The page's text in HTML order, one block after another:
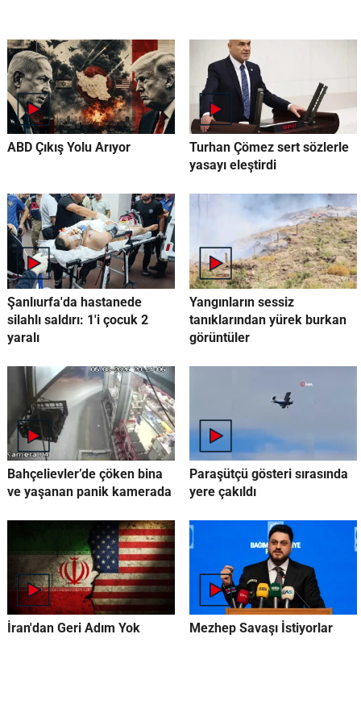
ABD Çıkış Yolu Arıyor
Turhan Çömez sert sözlerle
yasayı eleştirdi
Şanlıurfa'da hastanede
silahlı saldırı: 1'i çocuk 2
yaralı
Yangınların sessiz
tanıklarından yürek burkan
görüntüler
Bahçelievler’de çöken bina
ve yaşanan panik kamerada
Paraşütçü gösteri sırasında
yere çakıldı
İran'dan Geri Adım Yok Mezhep Savaşı İstiyorlar